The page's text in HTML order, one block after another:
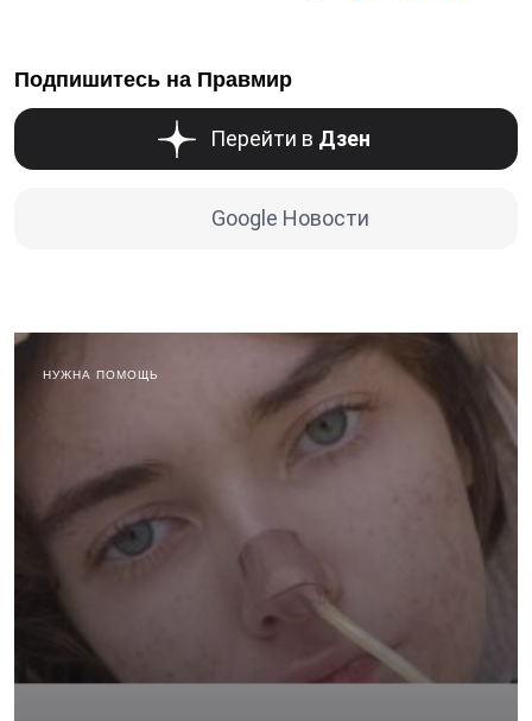
Подпишитесь на Правмир
Перейти в Дзен
Google Новости
НУЖНА ПОМОЩЬ